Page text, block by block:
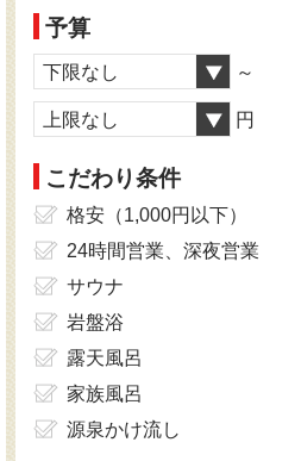
予算
下限なし ～
上限なし 円
こだわり条件
格安（1,000円以下）
24時間営業、深夜営業
サウナ
岩盤浴
露天風呂
家族風呂
源泉かけ流し